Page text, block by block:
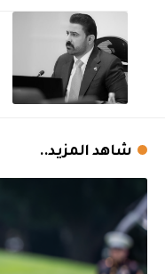
شاهد المزيد..